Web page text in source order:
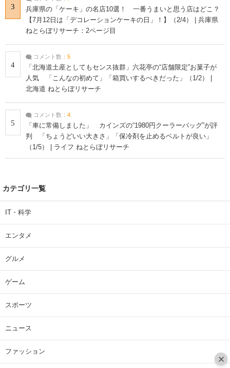
3
兵庫県の「ケーキ」の名店10選！ 一番うまいと思う店はどこ？
【7月12日は「デコレーションケーキの日」！】（2/4） | 兵庫県
ねとらぼリサーチ：2ページ目
4
コメント数： 5
「北海道土産としてもセンス抜群」六花亭の“店舗限定”お菓子が
人気 「こんなの初めて」「箱買いするべきだった」（1/2） |
北海道 ねとらぼリサーチ
5
コメント数： 4
「車に常備しました」 カインズの“1980円クーラーバッグ”が評
判 「ちょうどいい大きさ」「保冷剤を止めるベルトが良い」
（1/5） | ライフ ねとらぼリサーチ
カテゴリ一覧
IT・科学
エンタメ
グルメ
ゲーム
スポーツ
ニュース
ファッション